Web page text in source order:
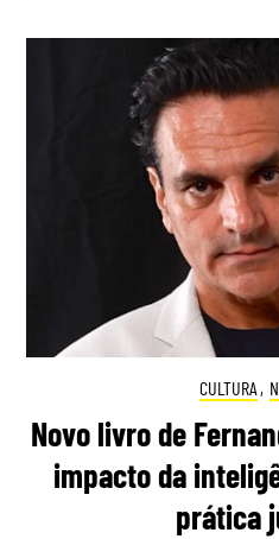
CULTURA ,
Novo livro de
impacto da
prática